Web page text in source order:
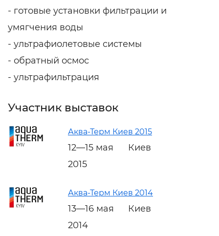
- готовые установки фильтрации и
умягчения воды
- ультрафиолетовые системы
- обратный осмос
- ультрафильтрация
Участник выставок
Аква-Терм Киев 2015
12—15 мая
2015
Киев
Аква-Терм Киев 2014
13—16 мая
2014
Киев